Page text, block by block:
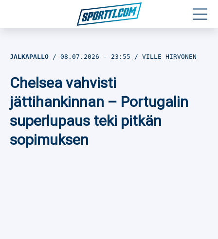
Jalkapallo
Yleisurheilu
Talviurheilu
JALKAPALLO 08.07.2026 - 23:55 VILLE HIRVONEN
Chelsea vahvisti
jättihankinnan – Portugalin
superlupaus teki pitkän
sopimuksen